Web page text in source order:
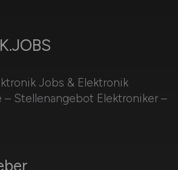
Jobs & Elektronik
Stellenangebot Elektroniker –